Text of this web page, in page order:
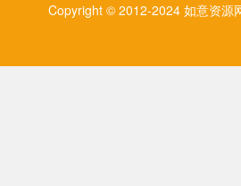
Copyright © 2012-2024 如意资源